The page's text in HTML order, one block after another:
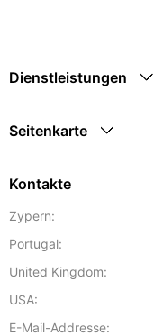
Dienstleistungen
Seitenkarte
Kontakte
Zypern:
Portugal:
United Kingdom:
USA:
E-Mail-Addresse: